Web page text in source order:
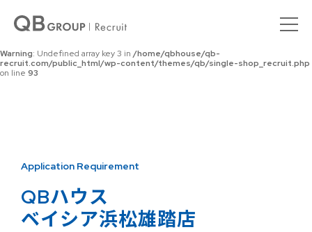
Warning : Undefined array key 0 in
recruit.com/public_html/wp-content/themes/qb/single-shop_recruit.php
on line92
Warning: Undefined array key 3 in /home/qbhouse/qb-
recruit.com/public_html/wp-content/themes/qb/single-shop_recruit.php
on line 93
Application Requirement
QBハウス
ベイシア浜松雄踏店